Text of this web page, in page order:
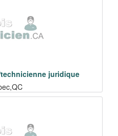
juridique